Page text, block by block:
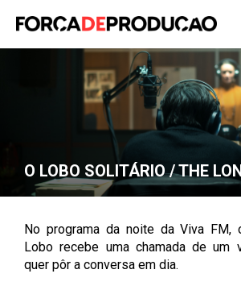
O LOBO SOLITÁRIO / THE
No programa da noite da Viva FM,
Lobo recebe uma chamada de um
quer pôr a conversa em dia.